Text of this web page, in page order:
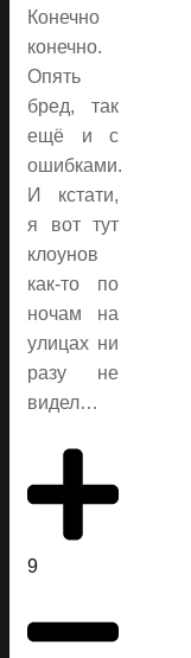
Конечно
конечно.
Опять
бред, так
ещё и с
ошибками.
И кстати,
я вот тут
клоунов
как-то по
ночам на
улицах ни
разу не
видел…
9